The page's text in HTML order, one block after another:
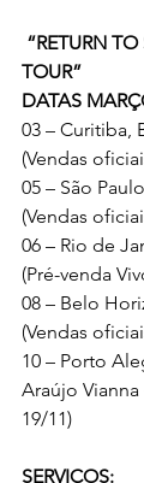
“RETURN
TOUR”
DATAS
03 – Curitiba,
(Vendas
05 – São
(Vendas
06 – Rio de
(Pré-venda
08 – Belo
(Vendas
10 – Porto
Araújo Vianna
19/11)
SERVIÇOS: